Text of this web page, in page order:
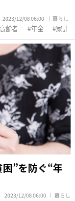
2023/12/08 06:00 暮らし
齢者 年金 家計
”を防ぐ“年
2023/12/08 06:00 暮らし